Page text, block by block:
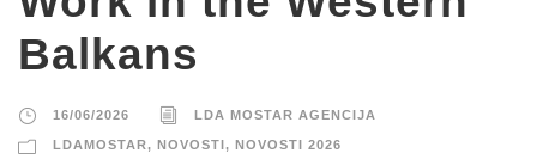
Balkans
16/06/2026 LDA MOSTAR AGENCIJA
LDAMOSTAR, NOVOSTI, NOVOSTI 2026